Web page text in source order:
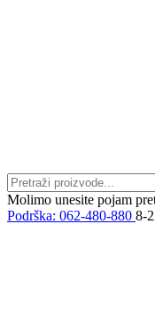
Molimo unesite pojam
Podrška: 062-480-880 8-